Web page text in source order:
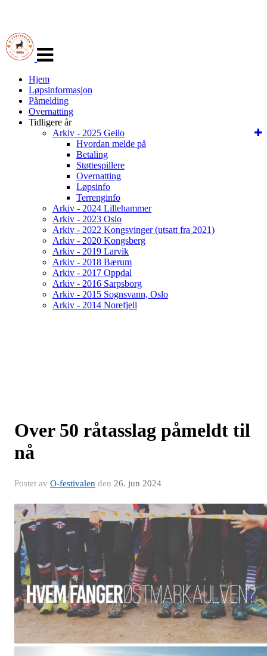
navigasjon
Hjem
Løpsinformasjon
Påmelding
Overnatting
Tidligere år
Arkiv - 2025 Geilo
Hvordan melde på
Betaling
Støttespillere
Overnatting
Løpsinfo
Terrenginfo
Arkiv - 2024 Lillehammer
Arkiv - 2023 Oslo
Arkiv - 2022 Kongsvinger (utsatt fra 2021)
Arkiv - 2020 Kongsberg
Arkiv - 2019 Larvik
Arkiv - 2018 Bærum
Arkiv - 2017 Oppdal
Arkiv - 2016 Sarpsborg
Arkiv - 2015 Sognsvann, Oslo
Arkiv - 2014 Norefjell
Over 50 råtasslag påmeldt til
nå
Postet av O-festivalen den 26. jun 2024